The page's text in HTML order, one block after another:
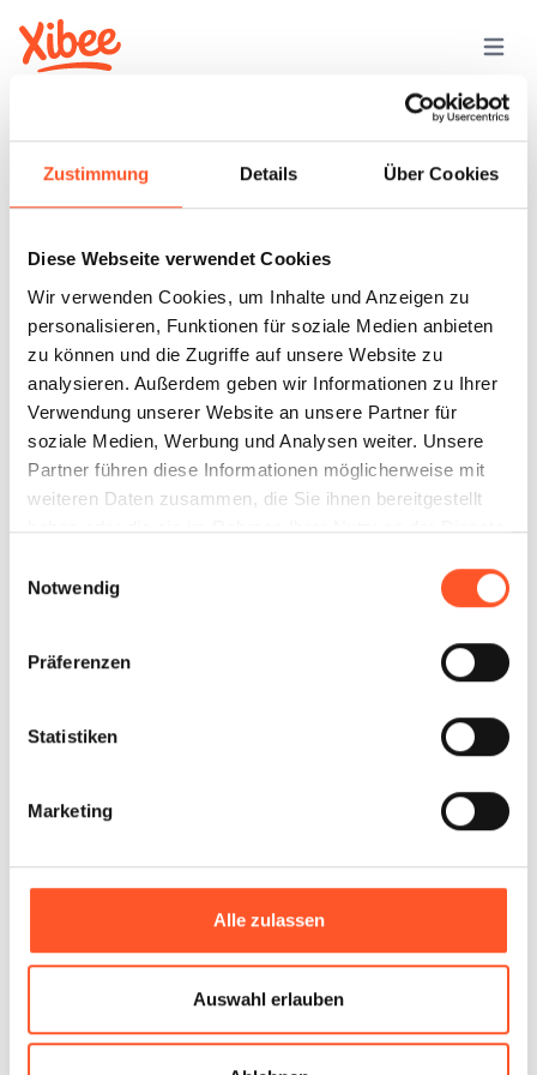
Zustimmung Details Über Cookies
Diese Webseite verwendet Cookies
Wir verwenden Cookies, um Inhalte und Anzeigen zu
personalisieren, Funktionen für soziale Medien anbieten
zu können und die Zugriffe auf unsere Website zu
analysieren. Außerdem geben wir Informationen zu Ihrer
Verwendung unserer Website an unsere Partner für
soziale Medien, Werbung und Analysen weiter. Unsere
Partner führen diese Informationen möglicherweise mit
weiteren Daten zusammen, die Sie ihnen bereitgestellt
haben oder die sie im Rahmen Ihrer Nutzung der Dienste
Notwendig
Präferenzen
Statistiken
Marketing
Alle zulassen
Auswahl erlauben
CBD Automat Rohrbach
Happy Lino OG CBD Stores
Knospenking
Über uns
iOS
Android